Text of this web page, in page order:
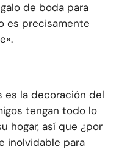
de boda para
es precisamente
es la decoración del
tengan todo lo
hogar, así que ¿por
inolvidable para